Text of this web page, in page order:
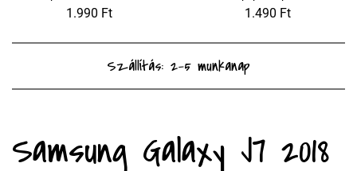
1.990 Ft 1.490 Ft
Szállítás: 2-5 munkanap
Samsung Galaxy J7 2018